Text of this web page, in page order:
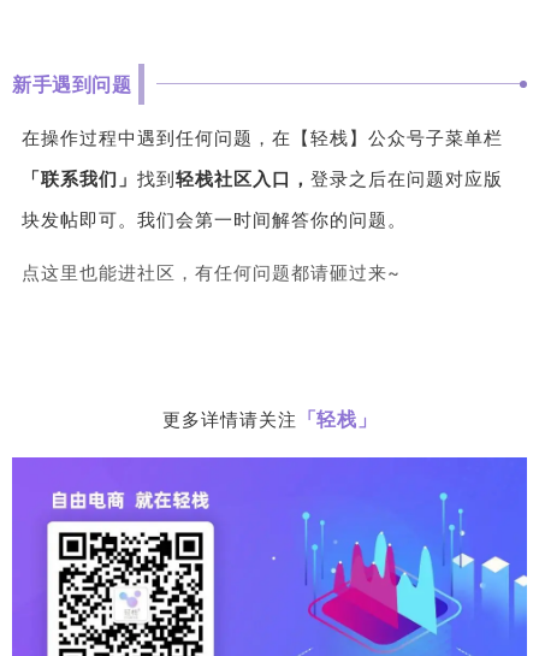
新手遇到问题
在操作过程中遇到任何问题，在【轻栈】公众号子菜单栏
「联系我们」 找到轻栈社区入口， 登录之后在问题对应版
块发帖即可。我们会第一时间解答你的问题。
点这里也能进社区，有任何问题都请砸过来~
更多详情请关注 「轻栈」